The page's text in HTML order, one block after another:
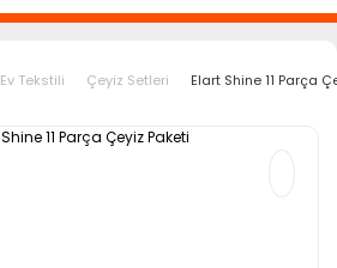
Ev Tekstili Çeyiz Setleri Elart Shine 11 Parça